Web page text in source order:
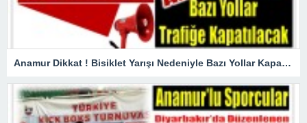
Anamur Dikkat ! Bisiklet Yarışı Nedeniyle Bazı Yollar Kapanacak